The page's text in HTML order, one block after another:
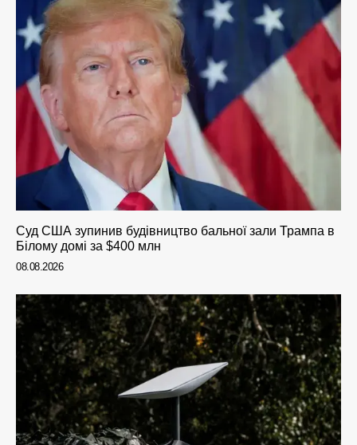
Суд США зупинив будівництво бальної зали Трампа в
Білому домі за $400 млн
08.08.2026